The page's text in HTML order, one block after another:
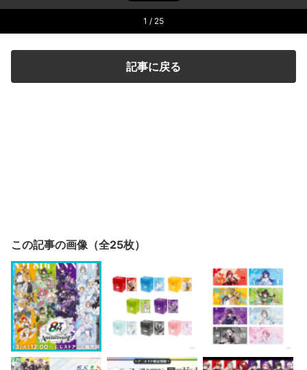
1 / 25
記事に戻る
この記事の画像（全25枚）